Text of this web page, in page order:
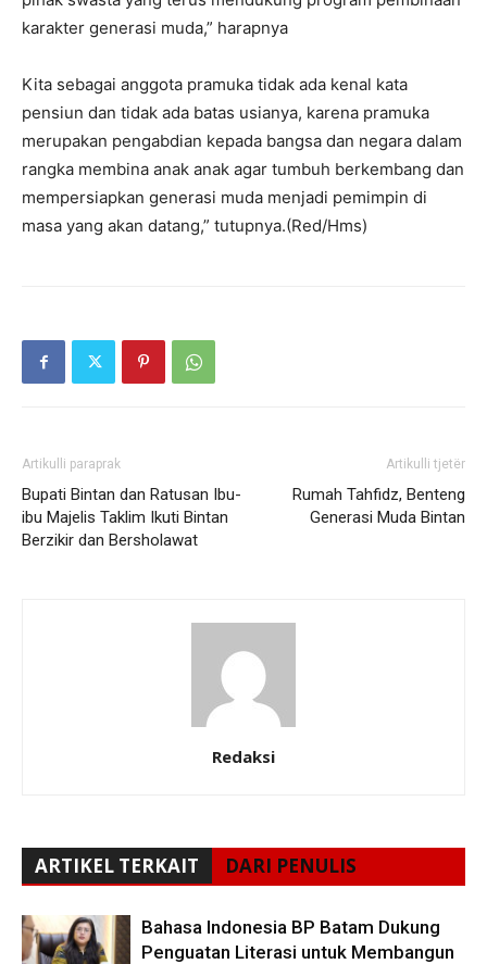
karakter generasi muda,” harapnya
Kita sebagai anggota pramuka tidak ada kenal kata
pensiun dan tidak ada batas usianya, karena pramuka
merupakan pengabdian kepada bangsa dan negara dalam
rangka membina anak anak agar tumbuh berkembang dan
mempersiapkan generasi muda menjadi pemimpin di
masa yang akan datang,” tutupnya.(Red/Hms)
Artikulli paraprak
Bupati Bintan dan Ratusan Ibu-
ibu Majelis Taklim Ikuti Bintan
Berzikir dan Bersholawat
Artikulli tjetër
Rumah Tahfidz, Benteng
Generasi Muda Bintan
Redaksi
ARTIKEL TERKAIT DARI PENULIS
Bahasa Indonesia BP Batam Dukung
Penguatan Literasi untuk Membangun